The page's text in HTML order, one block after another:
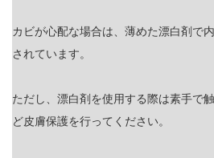
カビが心配な場合は、薄めた漂白剤で
されています。
ただし、漂白剤を使用する際は素手で
ど皮膚保護を行ってください。